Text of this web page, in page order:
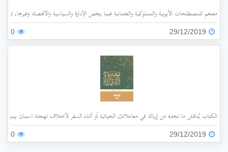
معجم للمصطلحات الأيوبية والمملوكية والعثمانية فيما يخص الإدارة والسياسية والاقتصاد وغيرها، ذات
29/12/2019
0
الكتاب يُناقش ما تجده من إرباك في معاملاتك الحياتية أو أثناء السفر لاختلاف تهجئة اسمك بينها
29/12/2019
0